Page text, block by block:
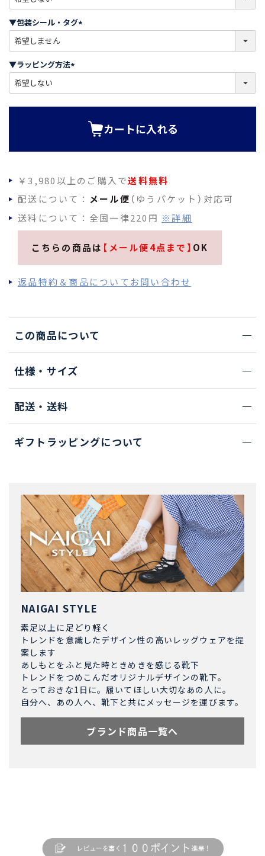
必
)
▼包装シール・タグ
必
)
▼ラッピング方法
必
カートに入れる
￥3,980以上のご購入で送料無料
配送について： メール便 （ゆうパケット）対応可
送料について：全国一律220円 ※詳細
こちらの商品は 【メール便4点まで】 OK
返品特約＆商品についてお問い合わせ
この商品について
仕様・サイズ
配送・送料
ギフトラッピングについて
NAIGAI STYLE
素足以上に足どり軽く
トレンドを意識したデザイン性の高いレッグウェアを提
案します
あしもとをふと見た時ときめきを感じる靴下
トレンドをつめこんだオリジナルデザインの靴下。
とっておきな1日に。履いてほしい大切なあの人に。
自分へ、あの人へ、靴下と共にメッセージを運びます。
ブランド商品一覧へ